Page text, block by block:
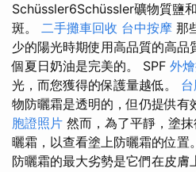
Schüssler6Schüssler礦物質鹽
斑。 二手攤車回收 台中按摩 那
少的陽光時期使用高品質的高
個夏日奶油是完美的。 SPF 外
光，而您獲得的保護量越低。
物防曬霜是透明的，但仍提供有
胞證照片 然而，為了平靜，塗
曬霜，以查看塗上防曬霜的位置
防曬霜的最大劣勢是它們在皮膚